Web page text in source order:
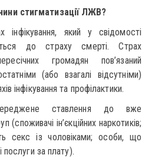
стигматизації ЛЖВ?
який у свідомості
до страху смерті. Страх
громадян пов’язаний
(або взагалі відсутніми)
інфікування та профілактики.
ставлення до вже
(споживачі ін’єкційних наркотиків;
секс із чоловіками; особи, що
за плату).